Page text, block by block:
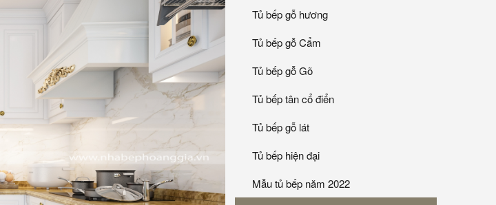
Tủ bếp gỗ hương
Tủ bếp gỗ Cẩm
Tủ bếp gỗ Gõ
Tủ bếp tân cổ điển
Tủ bếp gỗ lát
Tủ bếp hiện đại
Mẫu tủ bếp năm 2022